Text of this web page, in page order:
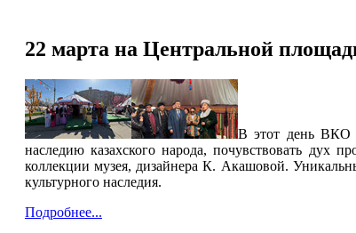
22 марта на Центральной
В этот день ВКО
наследию казахского народа, почувствовать
коллекции музея, дизайнера К. Акашовой.
культурного наследия.
Подробнее...